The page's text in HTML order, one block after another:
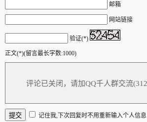
邮箱
网站链接
验证(*)
正文(*)(留言最长字数:1000)
记住我,下次回复时不用重新输入个人信息